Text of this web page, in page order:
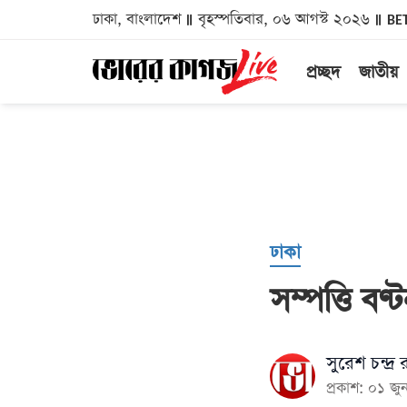
ঢাকা, বাংলাদেশ বৃহস্পতিবার, ০৬ আগস্ট ২০২৬
প্রচ্ছদ জাতীয়
ঢাকা
সম্পত্তি
সুরেশ চন্দ্র
প্রকাশ: ০১